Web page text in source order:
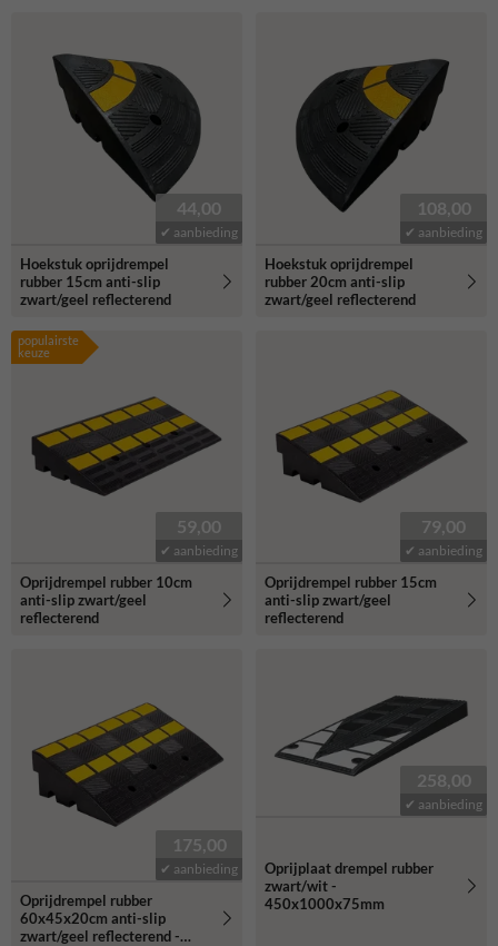
44,00
✔ aanbieding
Hoekstuk oprijdrempel
rubber 15cm anti-slip
zwart/geel reflecterend
108,00
✔ aanbieding
Hoekstuk oprijdrempel
rubber 20cm anti-slip
zwart/geel reflecterend
populairste
keuze
59,00
✔ aanbieding
Oprijdrempel rubber 10cm
anti-slip zwart/geel
reflecterend
79,00
✔ aanbieding
Oprijdrempel rubber 15cm
anti-slip zwart/geel
reflecterend
175,00
✔ aanbieding
Oprijdrempel rubber
60x45x20cm anti-slip
zwart/geel reflecterend -
258,00
✔ aanbieding
Oprijplaat drempel rubber
zwart/wit -
450x1000x75mm